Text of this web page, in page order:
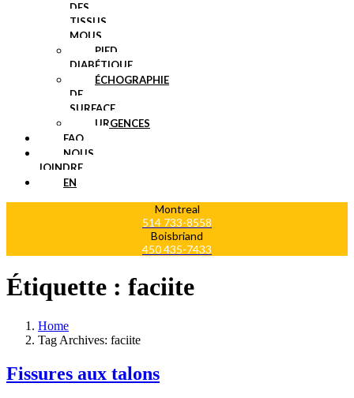
DES
TISSUS
MOUS
PIED
DIABÉTIQUE
ÉCHOGRAPHIE
DE
SURFACE
URGENCES
FAQ
NOUS
JOINDRE
EN
Montreal
514 733-8558
Boisbriand
450 435-7433
Étiquette : faciite
Home
Tag Archives: faciite
Fissures aux talons